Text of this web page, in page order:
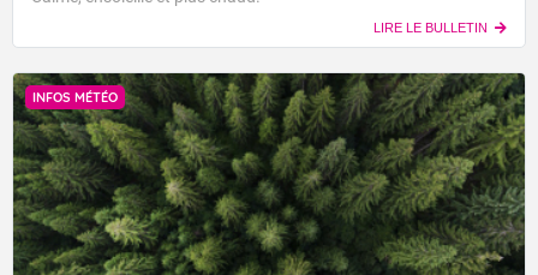
LIRE LE BULLETIN
INFOS MÉTÉO